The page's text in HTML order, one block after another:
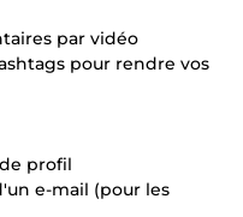
par vidéo
pour rendre vos
profil
e-mail (pour les